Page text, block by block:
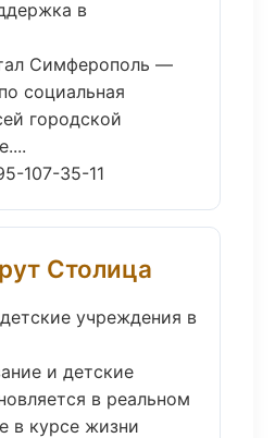
в
Симферополь —
социальная
городской
107-35-11
Столица
учреждения в
и детские
в реальном
в курсе жизни